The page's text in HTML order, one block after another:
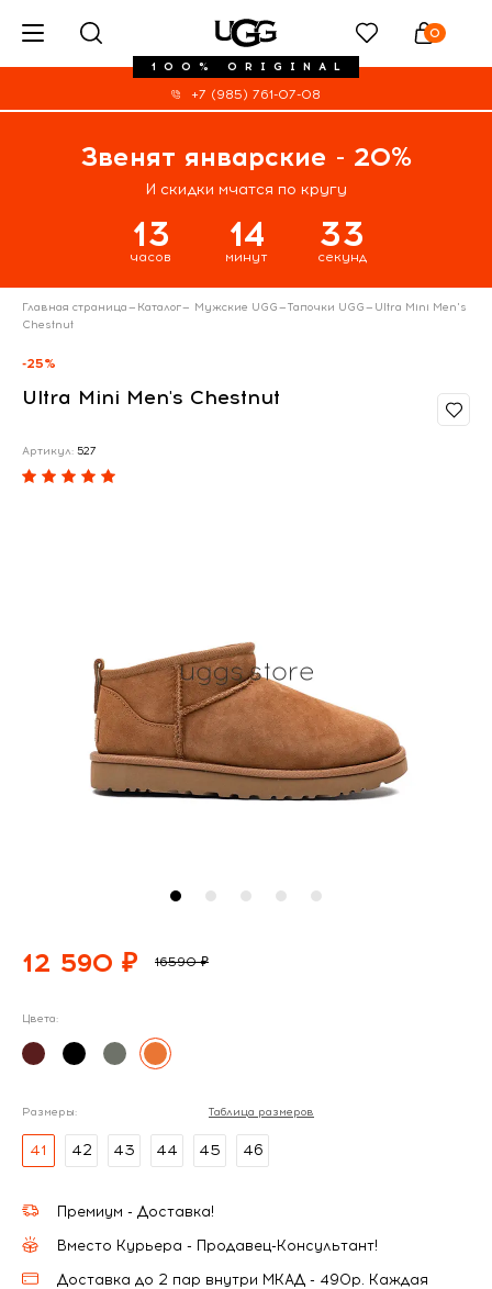
100% ORIGINAL
0
+7 (985) 761-07-08
Звенят январские - 20%
И скидки мчатся по кругу
13
часов
14
минут
33
секунд
Главная страница— Каталог— Мужские UGG—Тапочки UGG— Ultra Mini Men's
Chestnut
-25%
Ultra Mini Men's Chestnut
Артикул: 527
12 590 ₽ 16590 ₽
Цвета:
Размеры: Таблица размеров
41 42 43 44 45 46
Премиум - Доставка!
Вместо Курьера - Продавец-Консультант!
Доставка до 2 пар внутри МКАД - 490р. Каждая